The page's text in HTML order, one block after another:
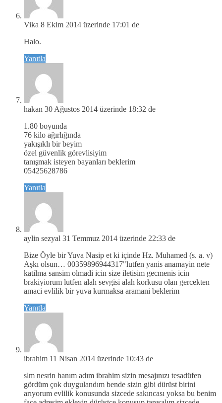
Vika 8 Ekim 2014 üzerinde 17:01 de
Halo.
Yanıtla
hakan 30 Ağustos 2014 üzerinde 18:32 de
1.80 boyunda
76 kilo ağırlığında
yakışıklı bir beyim
özel güvenlik görevlisiyim
tanışmak isteyen bayanları beklerim
05425628786
Yanıtla
aylin sezyal 31 Temmuz 2014 üzerinde 22:33 de
Bize Öyle bir Yuva Nasip et ki içinde Hz. Muhamed (s. a. v)
Aşkı olsun… 00359896944317"lutfen yanis anamayin nete
katilma sansim olmadi icin size iletisim gecmenis icin
brakiyiorum lutfen alah sevgisi alah korkusu olan gercekten
amaci evlilik bir yuva kurmaksa aramani beklerim
Yanıtla
ibrahim 11 Nisan 2014 üzerinde 10:43 de
slm nesrin hanım adım ibrahim sizin mesajınızı tesadüfen
gördüm çok duygulandım bende sizin gibi dürüst birini
arıyorum evlilik konusunda sizcede sakıncası yoksa bu benim